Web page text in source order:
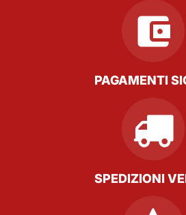
PAGAMENTI
SPEDIZIONI